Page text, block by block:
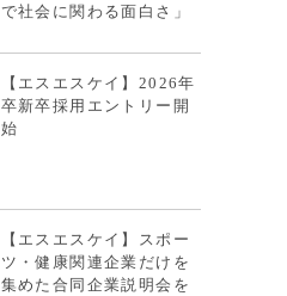
で社会に関わる面白さ」
【エスエスケイ】2026年
卒新卒採用エントリー開
始
【エスエスケイ】スポー
ツ・健康関連企業だけを
集めた合同企業説明会を